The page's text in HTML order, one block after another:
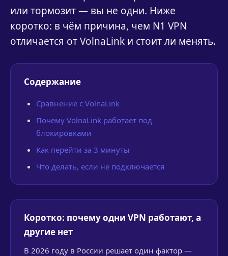
или тормозит — вы не одни. Ниже
коротко: в чём причина, чем N1 VPN
отличается от VolnaLink и стоит ли менять.
Содержание
Сравнение с VolnaLink
Почему VolnaLink работает под
блокировками
Как перейти за 3 минуты
Что делать, если не подключается
Коротко: почему одни VPN работают, а
другие нет
В 2026 году в России решает один фактор —